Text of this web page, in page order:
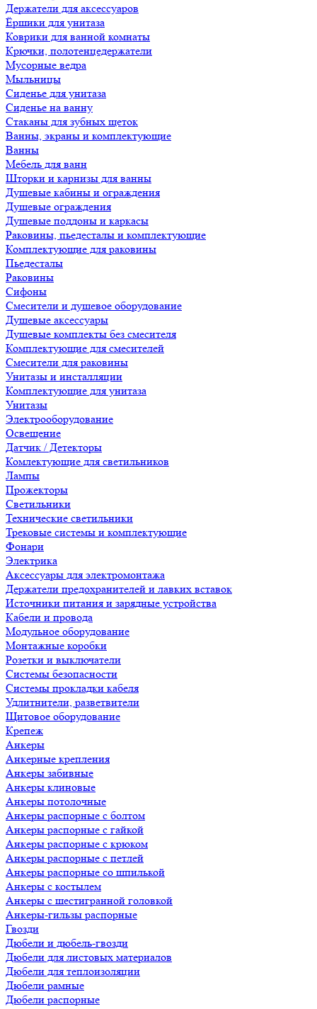
Держатели для аксессуаров
Ёршики для унитаза
Коврики для ванной комнаты
Крючки, полотенцедержатели
Мусорные ведра
Мыльницы
Сиденье для унитаза
Сиденье на ванну
Стаканы для зубных щеток
Ванны, экраны и комплектующие
Ванны
Мебель для ванн
Шторки и карнизы для ванны
Душевые кабины и ограждения
Душевые ограждения
Душевые поддоны и каркасы
Раковины, пьедесталы и комплектующие
Комплектующие для раковины
Пьедесталы
Раковины
Сифоны
Смесители и душевое оборудование
Душевые аксессуары
Душевые комплекты без смесителя
Комплектующие для смесителей
Смесители для раковины
Унитазы и инсталляции
Комплектующие для унитаза
Унитазы
Электрооборудование
Освещение
Датчик / Детекторы
Комлектующие для светильников
Лампы
Прожекторы
Светильники
Технические светильники
Трековые системы и комплектующие
Фонари
Электрика
Аксессуары для электромонтажа
Держатели предохранителей и лавких вставок
Источники питания и зарядные устройства
Кабели и провода
Модульное оборудование
Монтажные коробки
Розетки и выключатели
Системы безопасности
Системы прокладки кабеля
Удлитнители, разветвители
Щитовое оборудование
Крепеж
Анкеры
Анкерные крепления
Анкеры забивные
Анкеры клиновые
Анкеры потолочные
Анкеры распорные с болтом
Анкеры распорные с гайкой
Анкеры распорные с крюком
Анкеры распорные с петлей
Анкеры распорные со шпилькой
Анкеры с костылем
Анкеры с шестигранной головкой
Анкеры-гильзы распорные
Гвозди
Дюбели и дюбель-гвозди
Дюбели для листовых материалов
Дюбели для теплоизоляции
Дюбели рамные
Дюбели распорные